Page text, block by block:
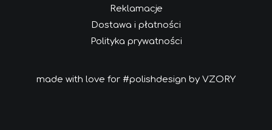
Reklamacje
Dostawa i płatności
Polityka prywatności
made with love for #polishdesign by VZORY